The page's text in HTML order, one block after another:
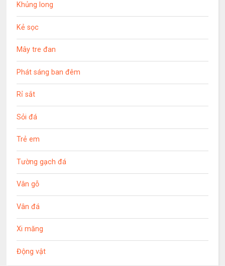
Khủng long
Kẻ sọc
Mây tre đan
Phát sáng ban đêm
Rỉ sắt
Sỏi đá
Trẻ em
Tường gạch đá
Vân gỗ
Vân đá
Xi măng
Động vật